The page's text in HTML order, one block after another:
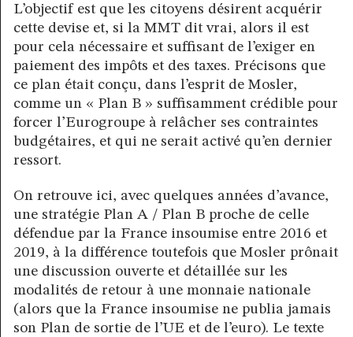
L’objectif est que les citoyens désirent acquérir
cette devise et, si la MMT dit vrai, alors il est
pour cela nécessaire et suffisant de l’exiger en
paiement des impôts et des taxes. Précisons que
ce plan était conçu, dans l’esprit de Mosler,
comme un « Plan B » suffisamment crédible pour
forcer l’Eurogroupe à relâcher ses contraintes
budgétaires, et qui ne serait activé qu’en dernier
ressort.
On retrouve ici, avec quelques années d’avance,
une stratégie Plan A / Plan B proche de celle
défendue par la France insoumise entre 2016 et
2019, à la différence toutefois que Mosler prônait
une discussion ouverte et détaillée sur les
modalités de retour à une monnaie nationale
(alors que la France insoumise ne publia jamais
son Plan de sortie de l’UE et de l’euro). Le texte